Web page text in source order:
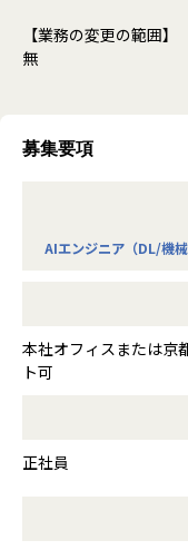
【業務の変更の範囲】
無
募集要項
AIエンジニア（DL/機械
本社オフィスまたは京
ト可
正社員